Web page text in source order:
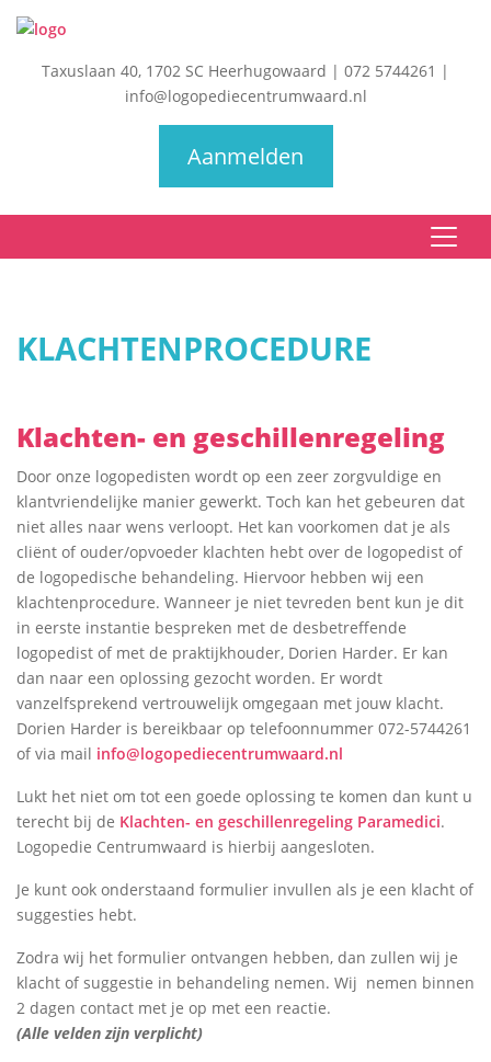
Taxuslaan 40, 1702 SC Heerhugowaard | 072 5744261 |
info@logopediecentrumwaard.nl
Aanmelden
KLACHTENPROCEDURE
Klachten- en geschillenregeling
Door onze logopedisten wordt op een zeer zorgvuldige en
klantvriendelijke manier gewerkt. Toch kan het gebeuren dat
niet alles naar wens verloopt. Het kan voorkomen dat je als
cliënt of ouder/opvoeder klachten hebt over de logopedist of
de logopedische behandeling. Hiervoor hebben wij een
klachtenprocedure. Wanneer je niet tevreden bent kun je dit
in eerste instantie bespreken met de desbetreffende
logopedist of met de praktijkhouder, Dorien Harder. Er kan
dan naar een oplossing gezocht worden. Er wordt
vanzelfsprekend vertrouwelijk omgegaan met jouw klacht.
Dorien Harder is bereikbaar op telefoonnummer 072-5744261
of via mail info@logopediecentrumwaard.nl
Lukt het niet om tot een goede oplossing te komen dan kunt u
terecht bij de Klachten- en geschillenregeling Paramedici.
Logopedie Centrumwaard is hierbij aangesloten.
Je kunt ook onderstaand formulier invullen als je een klacht of
suggesties hebt.
Zodra wij het formulier ontvangen hebben, dan zullen wij je
klacht of suggestie in behandeling nemen. Wij nemen binnen
2 dagen contact met je op met een reactie.
(Alle velden zijn verplicht)